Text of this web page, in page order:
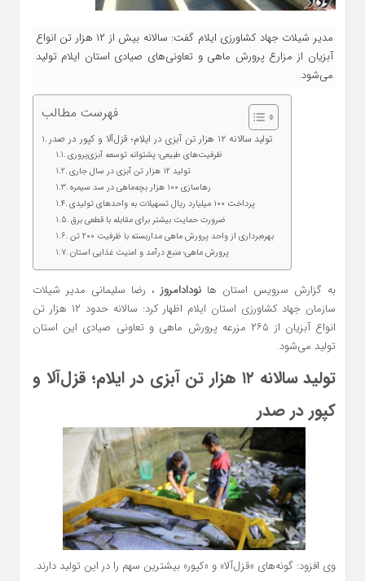
مدیر شیلات جهاد کشاورزی ایلام گفت: سالانه بیش از ۱۲ هزار تن انواع
آبزیان از مزارع پرورش ماهی و تعاونی‌های صیادی استان ایلام تولید
می‌شود.
فهرست مطالب
تولید سالانه ۱۲ هزار تن آبزی در ایلام؛ قزل‌آلا و کپور در صدر
ظرفیت‌های طبیعی؛ پشتوانه توسعه آبزی‌پروری
تولید ۱۲ هزار تن آبزی در سال جاری
رهاسازی ۱۰۰ هزار بچه‌ماهی در سد سیمره
پرداخت ۱۰۰ میلیارد ریال تسهیلات به واحدهای تولیدی
ضرورت حمایت بیشتر برای مقابله با قطعی برق
بهره‌برداری از واحد پرورش ماهی مداربسته با ظرفیت ۲۰۰ تن
پرورش ماهی؛ منبع درآمد و امنیت غذایی استان
به گزارش سرویس استان ها نودادامروز، رضا سلیمانی مدیر شیلات
سازمان جهاد کشاورزی استان ایلام اظهار کرد: سالانه حدود ۱۲ هزار تن
انواع آبزیان از ۲۶۵ مزرعه پرورش ماهی و تعاونی صیادی این استان
تولید می‌شود.
تولید سالانه ۱۲ هزار تن آبزی در ایلام؛ قزل‌آلا و
کپور در صدر
وی افزود: گونه‌های «قزل‌آلا» و «کپور» بیشترین سهم را در این تولید دارند.